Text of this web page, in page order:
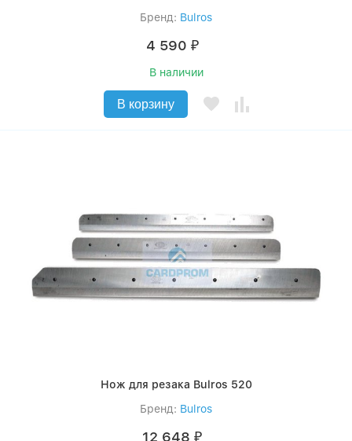
Бренд: Bulros
4 590 ₽
В наличии
В корзину
Нож для резака Bulros 520
Бренд: Bulros
12 648 ₽